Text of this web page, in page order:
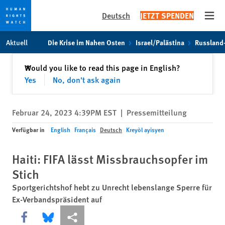
Skip
to
Skip
to
content
Deutsch JETZT SPENDEN
Aktuell Die Krise im Nahen Osten Israel/Palästina
Would you like to read this page in English?
Yes
No, don't ask again
✕Schließen
Februar 24, 2023 4:39PM EST | Pressemitteilung
Verfügbar in English Français Deutsch Kreyòl ayisyen
Haiti: FIFA lässt Missbrauchsopfer im
Stich
Sportgerichtshof hebt zu Unrecht lebenslange Sperre für
Ex-Verbandspräsident auf
Share this via Facebook
Share this via Bluesky
More sharing options